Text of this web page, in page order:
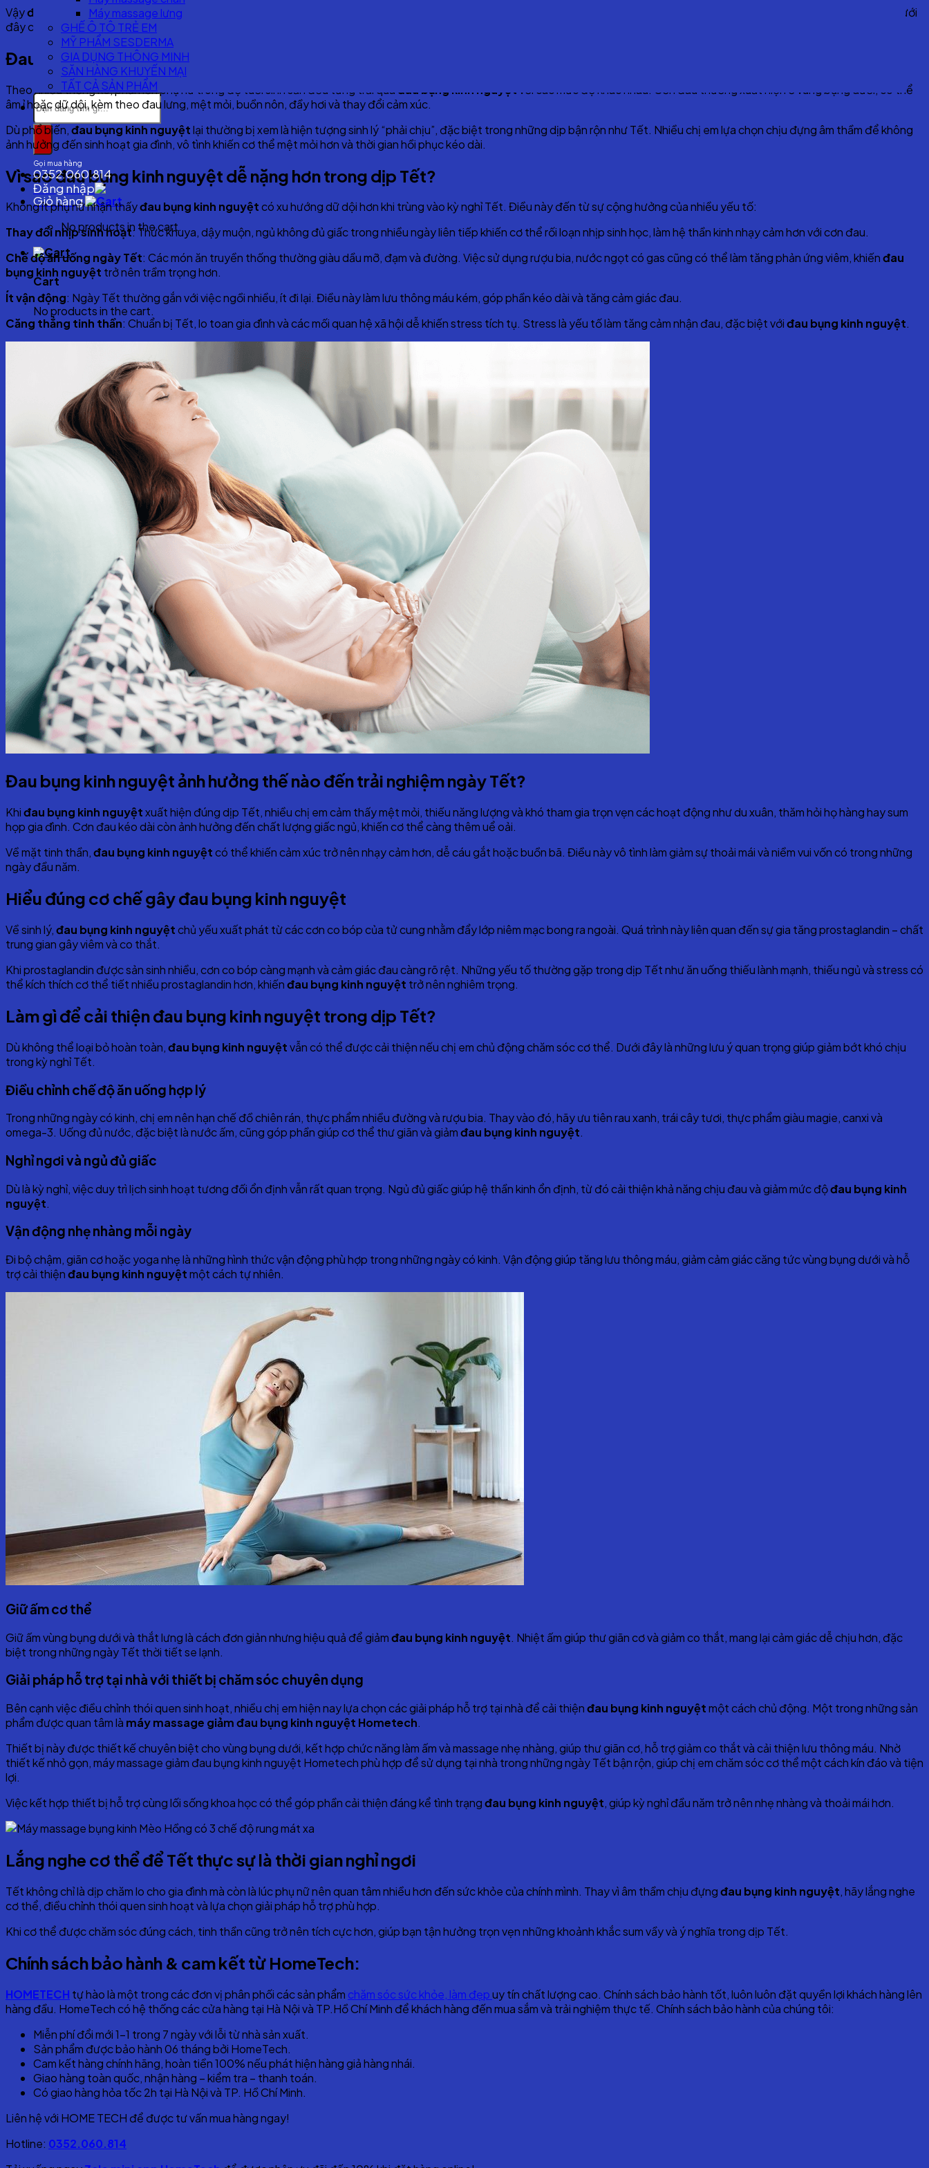
Máy massage lưng
GHẾ Ô TÔ TRẺ EM
MỸ PHẨM SESDERMA
GIA DỤNG THÔNG MINH
SĂN HÀNG KHUYẾN MẠI
TẤT CẢ SẢN PHẨM
Search
for:
Gọi mua hàng
0352.060.814
Đăng nhập
Giỏ hàng
No products in the cart.
Cart
No products in the cart.
Vậyđau bụng kinh nguyệttrong dịp Tết có gì khác so với ngày thường? Vì sao cơn đau dễ nặng hơn và đâu là những giải pháp giúp cải thiện tình trạng này ngay tại nhà? Bài viết dưới
đây của Hometech sẽ giúp bạn hiểu rõ và chủ động chăm sóc bản thân tốt hơn.
Đau bụng kinh nguyệt – vấn đề phổ biến nhưng thường bị bỏ qua
Theo nhiều thống kê, phần lớn phụ nữ trong độ tuổi sinh sản đều từng trải qua đau bụng kinh nguyệt với các mức độ khác nhau. Cơn đau thường xuất hiện ở vùng bụng dưới, có thể
âm ỉ hoặc dữ dội, kèm theo đau lưng, mệt mỏi, buồn nôn, đầy hơi và thay đổi cảm xúc.
Dù phổ biến,đau bụng kinh nguyệtlại thường bị xem là hiện tượng sinh lý “phải chịu”, đặc biệt trong những dịp bận rộn như Tết. Nhiều chị em lựa chọn chịu đựng âm thầm để không
ảnh hưởng đến sinh hoạt gia đình, vô tình khiến cơ thể mệt mỏi hơn và thời gian hồi phục kéo dài.
Vì sao đau bụng kinh nguyệt dễ nặng hơn trong dịp Tết?
Không ít phụ nữ nhận thấyđau bụng kinh nguyệtcó xu hướng dữ dội hơn khi trùng vào kỳ nghỉ Tết. Điều này đến từ sự cộng hưởng của nhiều yếu tố:
Thay đổi nhịp sinh hoạt: Thức khuya, dậy muộn, ngủ không đủ giấc trong nhiều ngày liên tiếp khiến cơ thể rối loạn nhịp sinh học, làm hệ thần kinh nhạy cảm hơn với cơn đau.
Chế độ ăn uống ngày Tết: Các món ăn truyền thống thường giàu dầu mỡ, đạm và đường. Việc sử dụng rượu bia, nước ngọt có gas cũng có thể làm tăng phản ứng viêm, khiếnđau
bụng kinh nguyệt trở nên trầm trọng hơn.
Ít vận động: Ngày Tết thường gắn với việc ngồi nhiều, ít đi lại. Điều này làm lưu thông máu kém, góp phần kéo dài và tăng cảm giác đau.
Căng thẳng tinh thần: Chuẩn bị Tết, lo toan gia đình và các mối quan hệ xã hội dễ khiến stress tích tụ. Stress là yếu tố làm tăng cảm nhận đau, đặc biệt vớiđau bụng kinh nguyệt.
Đau bụng kinh nguyệt ảnh hưởng thế nào đến trải nghiệm ngày Tết?
Khiđau bụng kinh nguyệtxuất hiện đúng dịp Tết, nhiều chị em cảm thấy mệt mỏi, thiếu năng lượng và khó tham gia trọn vẹn các hoạt động như du xuân, thăm hỏi họ hàng hay sum
họp gia đình. Cơn đau kéo dài còn ảnh hưởng đến chất lượng giấc ngủ, khiến cơ thể càng thêm uể oải.
Về mặt tinh thần,đau bụng kinh nguyệtcó thể khiến cảm xúc trở nên nhạy cảm hơn, dễ cáu gắt hoặc buồn bã. Điều này vô tình làm giảm sự thoải mái và niềm vui vốn có trong những
ngày đầu năm.
Hiểu đúng cơ chế gây đau bụng kinh nguyệt
Về sinh lý,đau bụng kinh nguyệtchủ yếu xuất phát từ các cơn co bóp của tử cung nhằm đẩy lớp niêm mạc bong ra ngoài. Quá trình này liên quan đến sự gia tăng prostaglandin – chất
trung gian gây viêm và co thắt.
Khi prostaglandin được sản sinh nhiều, cơn co bóp càng mạnh và cảm giác đau càng rõ rệt. Những yếu tố thường gặp trong dịp Tết như ăn uống thiếu lành mạnh, thiếu ngủ và stress có
thể kích thích cơ thể tiết nhiều prostaglandin hơn, khiếnđau bụng kinh nguyệt trở nên nghiêm trọng.
Làm gì để cải thiện đau bụng kinh nguyệt trong dịp Tết?
Dù không thể loại bỏ hoàn toàn,đau bụng kinh nguyệtvẫn có thể được cải thiện nếu chị em chủ động chăm sóc cơ thể. Dưới đây là những lưu ý quan trọng giúp giảm bớt khó chịu
trong kỳ nghỉ Tết.
Điều chỉnh chế độ ăn uống hợp lý
Trong những ngày có kinh, chị em nên hạn chế đồ chiên rán, thực phẩm nhiều đường và rượu bia. Thay vào đó, hãy ưu tiên rau xanh, trái cây tươi, thực phẩm giàu magie, canxi và
omega-3. Uống đủ nước, đặc biệt là nước ấm, cũng góp phần giúp cơ thể thư giãn và giảmđau bụng kinh nguyệt.
Nghỉ ngơi và ngủ đủ giấc
Dù là kỳ nghỉ, việc duy trì lịch sinh hoạt tương đối ổn định vẫn rất quan trọng. Ngủ đủ giấc giúp hệ thần kinh ổn định, từ đó cải thiện khả năng chịu đau và giảm mức độđau bụng kinh
nguyệt.
Vận động nhẹ nhàng mỗi ngày
Đi bộ chậm, giãn cơ hoặc yoga nhẹ là những hình thức vận động phù hợp trong những ngày có kinh. Vận động giúp tăng lưu thông máu, giảm cảm giác căng tức vùng bụng dưới và hỗ
trợ cải thiệnđau bụng kinh nguyệtmột cách tự nhiên.
Giữ ấm cơ thể
Giữ ấm vùng bụng dưới và thắt lưng là cách đơn giản nhưng hiệu quả để giảmđau bụng kinh nguyệt. Nhiệt ấm giúp thư giãn cơ và giảm co thắt, mang lại cảm giác dễ chịu hơn, đặc
biệt trong những ngày Tết thời tiết se lạnh.
Giải pháp hỗ trợ tại nhà với thiết bị chăm sóc chuyên dụng
Bên cạnh việc điều chỉnh thói quen sinh hoạt, nhiều chị em hiện nay lựa chọn các giải pháp hỗ trợ tại nhà để cải thiệnđau bụng kinh nguyệtmột cách chủ động. Một trong những sản
phẩm được quan tâm là máy massage giảm đau bụng kinh nguyệt Hometech.
Thiết bị này được thiết kế chuyên biệt cho vùng bụng dưới, kết hợp chức năng làm ấm và massage nhẹ nhàng, giúp thư giãn cơ, hỗ trợ giảm co thắt và cải thiện lưu thông máu. Nhờ
thiết kế nhỏ gọn, máy massage giảm đau bụng kinh nguyệt Hometech phù hợp để sử dụng tại nhà trong những ngày Tết bận rộn, giúp chị em chăm sóc cơ thể một cách kín đáo và tiện
lợi.
Việc kết hợp thiết bị hỗ trợ cùng lối sống khoa học có thể góp phần cải thiện đáng kể tình trạngđau bụng kinh nguyệt, giúp kỳ nghỉ đầu năm trở nên nhẹ nhàng và thoải mái hơn.
Lắng nghe cơ thể để Tết thực sự là thời gian nghỉ ngơi
Tết không chỉ là dịp chăm lo cho gia đình mà còn là lúc phụ nữ nên quan tâm nhiều hơn đến sức khỏe của chính mình. Thay vì âm thầm chịu đựngđau bụng kinh nguyệt, hãy lắng nghe
cơ thể, điều chỉnh thói quen sinh hoạt và lựa chọn giải pháp hỗ trợ phù hợp.
Khi cơ thể được chăm sóc đúng cách, tinh thần cũng trở nên tích cực hơn, giúp bạn tận hưởng trọn vẹn những khoảnh khắc sum vầy và ý nghĩa trong dịp Tết.
Chính sách bảo hành & cam kết từ HomeTech:
HOMETECH tự hào là một trong các đơn vị phân phối các sản phẩm chăm sóc sức khỏe, làm đẹpuy tín chất lượng cao. Chính sách bảo hành tốt, luôn luôn đặt quyền lợi khách hàng lên
hàng đầu. HomeTech có hệ thống các cửa hàng tại Hà Nội và TP.Hồ Chí Minh để khách hàng đến mua sắm và trải nghiệm thực tế. Chính sách bảo hành của chúng tôi:
Miễn phí đổi mới 1-1 trong 7 ngày với lỗi từ nhà sản xuất.
Sản phẩm được bảo hành 06 tháng bởi HomeTech.
Cam kết hàng chính hãng, hoàn tiền 100% nếu phát hiện hàng giả hàng nhái.
Giao hàng toàn quốc, nhận hàng – kiểm tra – thanh toán.
Có giao hàng hỏa tốc 2h tại Hà Nội và TP. Hồ Chí Minh.
Liên hệ với HOME TECH để được tư vấn mua hàng ngay!
Hotline: 0352.060.814